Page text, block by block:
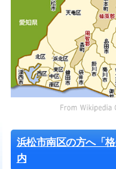
浜松市南区の方へ「
内